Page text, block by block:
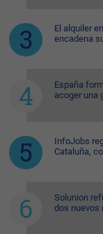
El alquiler
encadena
España
acoger una
InfoJobs
Cataluña,
Solunion
dos nuevos